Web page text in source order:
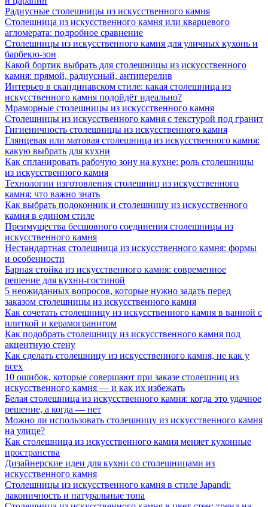
Радиусные столешницы из искусственного камня
Столешница из искусственного камня или кварцевого
агломерата: подробное сравнение
Столешницы из искусственного камня для уличных кухонь и
барбекю-зон
Какой бортик выбрать для столешницы из искусственного
камня: прямой, радиусный, антиперелив
Интерьер в скандинавском стиле: какая столешница из
искусственного камня подойдёт идеально?
Мраморные столешницы из искусственного камня
Столешницы из искусственного камня с текстурой под гранит
Гигиеничность столешницы из искусственного камня
Глянцевая или матовая столешница из искусственного камня:
какую выбрать для кухни
Как спланировать рабочую зону на кухне: роль столешницы
из искусственного камня
Технологии изготовления столешниц из искусственного
камня: что важно знать
Как выбрать подоконник и столешницу из искусственного
камня в едином стиле
Преимущества бесшовного соединения столешницы из
искусственного камня
Нестандартная столешница из искусственного камня: формы
и особенности
Барная стойка из искусственного камня: современное
решение для кухни-гостиной
5 неожиданных вопросов, которые нужно задать перед
заказом столешницы из искусственного камня
Как сочетать столешницу из искусственного камня в ванной с
плиткой и керамогранитом
Как подобрать столешницу из искусственного камня под
акцентную стену
Как сделать столешницу из искусственного камня, не как у
всех
10 ошибок, которые совершают при заказе столешниц из
искусственного камня — и как их избежать
Белая столешница из искусственного камня: когда это удачное
решение, а когда — нет
Можно ли использовать столешницу из искусственного камня
на улице?
Как столешница из искусственного камня меняет кухонные
пространства
Дизайнерские идеи для кухни со столешницами из
искусственного камня
Столешницы из искусственного камня в стиле Japandi:
лаконичность и натуральные тона